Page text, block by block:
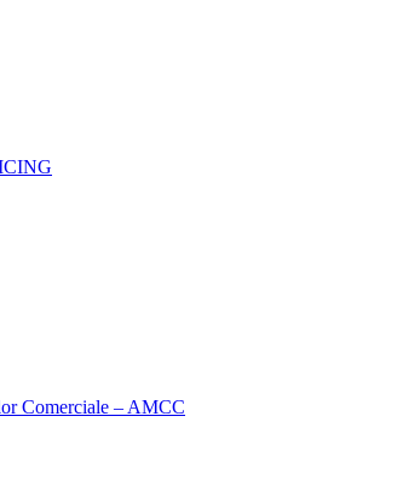
Comerciale – AMCC